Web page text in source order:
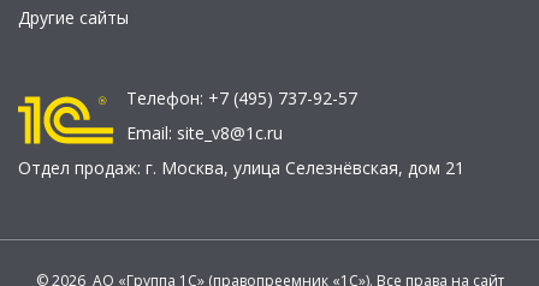
Другие сайты
Телефон: +7 (495) 737-92-57
Email: site_v8@1c.ru
Отдел продаж: г. Москва, улица Селезнёвская, дом 21
© 2026 АО «Группа 1С» (правопреемник «1С»). Все права на сайт